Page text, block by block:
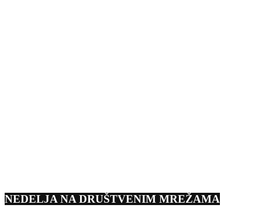
NEDELJA NA DRUŠTVENIM MREŽAMA